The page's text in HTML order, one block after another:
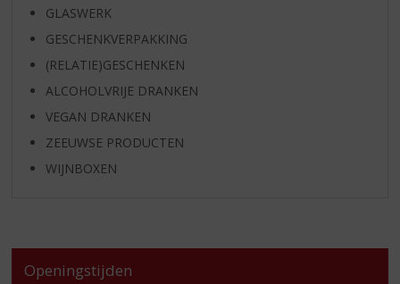
GLASWERK
GESCHENKVERPAKKING
(RELATIE)GESCHENKEN
ALCOHOLVRIJE DRANKEN
VEGAN DRANKEN
ZEEUWSE PRODUCTEN
WIJNBOXEN
Openingstijden